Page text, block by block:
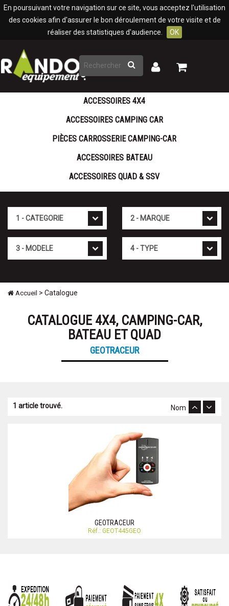
En poursuivant votre navigation sur ce site, vous acceptez l'utilisation
des cookies afin d'assurer le bon déroulement de votre visite et de
réaliser des statistiques d'audience.
OK
Rechercher
Mon
Mon
ACCESSOIRES 4X4
ACCESSOIRES CAMPING CAR
PIÈCES CARROSSERIE CAMPING-CAR
ACCESSOIRES BATEAU
ACCESSOIRES QUAD & SSV
Accueil > Catalogue
CATALOGUE 4X4, CAMPING-CAR,
BATEAU ET QUAD
GEOTRACEUR
1 article trouvé. Nom
GEOTRACEUR
Réf.: GEOT445GEO
Panneau de gestion des cookies